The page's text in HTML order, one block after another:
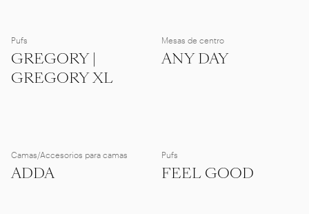
Pufs
GREGORY |
GREGORY XL
Mesas de centro
ANY DAY
Camas/Accesorios para camas
ADDA
Pufs
FEEL GOOD